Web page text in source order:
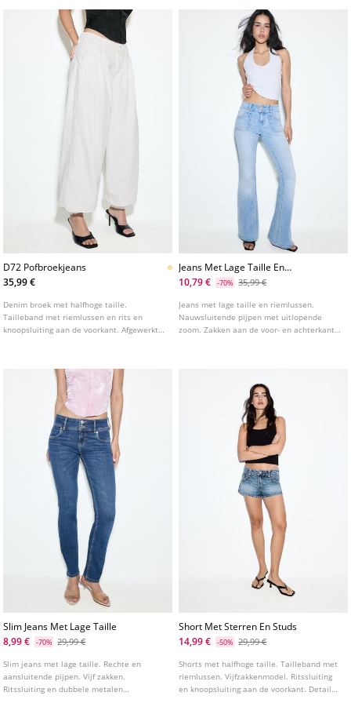
D72 Pofbroekjeans
35,99 €
Denim broek met halfhoge taille.
Tailleband met riemlussen en rits en
knoopsluiting aan de voorkant. Afgewerkte
in verschillende kleuren.
Jeans Met Lage Taille En
Stikselzakken
10,79 € -70% 35,99 €
Jeans met lage taille en riemlussen.
Nauwsluitende pijpen met uitlopende
zoom. Zakken aan de voor- en achterkant
Slim Jeans Met Lage Taille
8,99 €
-70% 29,99 €
Slim jeans met lage taille. Rechte en
aansluitende pijpen. Vijf zakken.
Ritssluiting en dubbele metalen
Short Met Sterren En Studs
14,99 €
-50% 29,99 €
Shorts met halfhoge taille. Tailleband met
riemlussen. Vijfzakkenmodel. Ritssluiting
en knoopsluiting aan de voorkant. Detail